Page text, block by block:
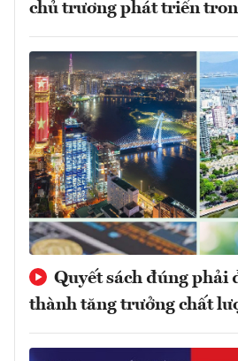
chủ trương phát triển
Quyết sách đúng phải
thành tăng trưởng chất